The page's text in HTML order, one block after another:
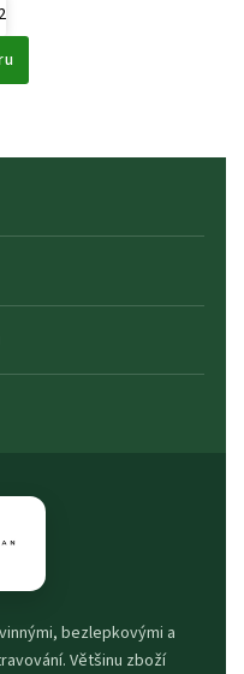
2
bezlepkovými a
Většinu zboží